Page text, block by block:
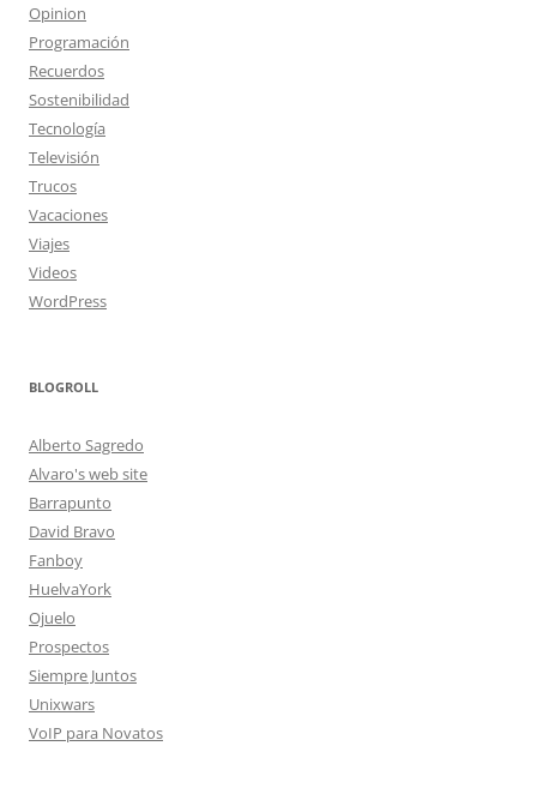
Opinion
Programación
Recuerdos
Sostenibilidad
Tecnología
Televisión
Trucos
Vacaciones
Viajes
Videos
WordPress
BLOGROLL
Alberto Sagredo
Alvaro's web site
Barrapunto
David Bravo
Fanboy
HuelvaYork
Ojuelo
Prospectos
Siempre Juntos
Unixwars
VoIP para Novatos